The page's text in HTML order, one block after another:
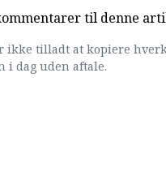
til denne
er ikke tilladt at kopiere
i dag uden aftale.